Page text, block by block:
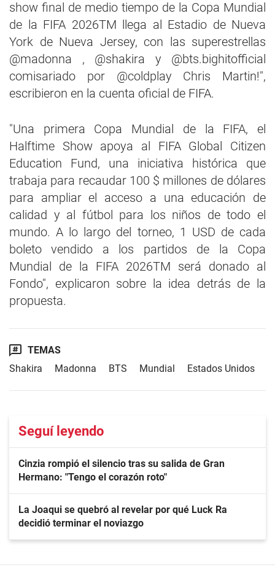
show final de medio tiempo de la Copa Mundial
de la FIFA 2026TM llega al Estadio de Nueva
York de Nueva Jersey, con las superestrellas
@madonna , @shakira y @bts.bighitofficial
comisariado por @coldplay Chris Martin!",
escribieron en la cuenta oficial de FIFA.
"Una primera Copa Mundial de la FIFA, el
Halftime Show apoya al FIFA Global Citizen
Education Fund, una iniciativa histórica que
trabaja para recaudar 100 $ millones de dólares
para ampliar el acceso a una educación de
calidad y al fútbol para los niños de todo el
mundo. A lo largo del torneo, 1 USD de cada
boleto vendido a los partidos de la Copa
Mundial de la FIFA 2026TM será donado al
Fondo", explicaron sobre la idea detrás de la
propuesta.
TEMAS
Shakira
Madonna BTS Mundial Estados Unidos
Seguí leyendo
Cinzia rompió el silencio tras su salida de Gran
Hermano: "Tengo el corazón roto"
La Joaqui se quebró al revelar por qué Luck Ra
decidió terminar el noviazgo